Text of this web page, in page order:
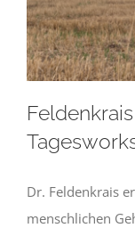
Dr. Feldenkrais
menschlichen